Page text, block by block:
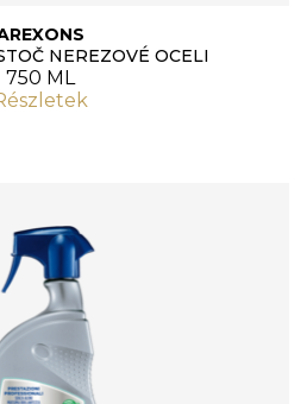
NEREZOVÉ OCELI
750 ML